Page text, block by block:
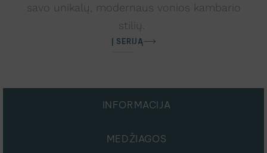
savo unikalų, modernaus vonios kambario
stilių.
Į SERIJĄ
INFORMACIJA
MEDŽIAGOS